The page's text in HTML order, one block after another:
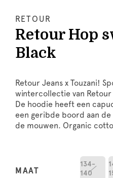
RETOUR
Retour Hop
Black
Retour Jeans x Touzani!
wintercollectie van
De hoodie heeft een
een geribde boord aan
de mouwen. Organic
MAAT
134-
140